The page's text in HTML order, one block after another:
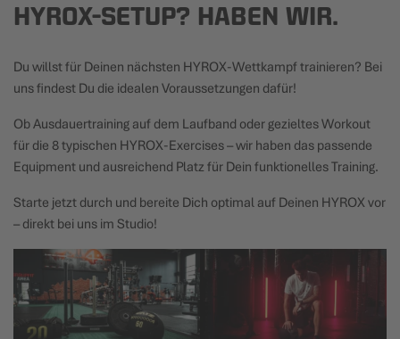
HYROX-SETUP? HABEN WIR.
Du willst für Deinen nächsten HYROX-Wettkampf trainieren? Bei
uns findest Du die idealen Voraussetzungen dafür!
Ob Ausdauertraining auf dem Laufband oder gezieltes Workout
für die 8 typischen HYROX-Exercises – wir haben das passende
Equipment und ausreichend Platz für Dein funktionelles Training.
Starte jetzt durch und bereite Dich optimal auf Deinen HYROX vor
– direkt bei uns im Studio!